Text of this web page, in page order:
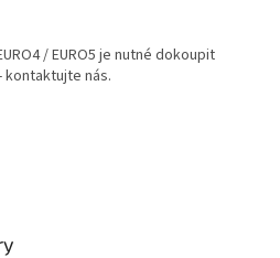
/ EURO5 je nutné dokoupit
kontaktujte nás.